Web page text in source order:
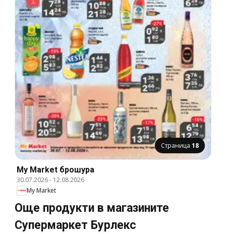
Страница 18
My Market брошура
30.07.2026- 12.08.2026
My Market
Още продукти в магазините
Супермаркет Бурлекс